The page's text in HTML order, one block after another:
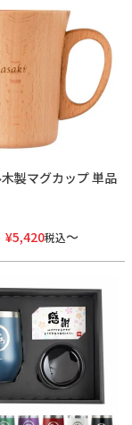
製マグカップ 単品
¥5,420税込